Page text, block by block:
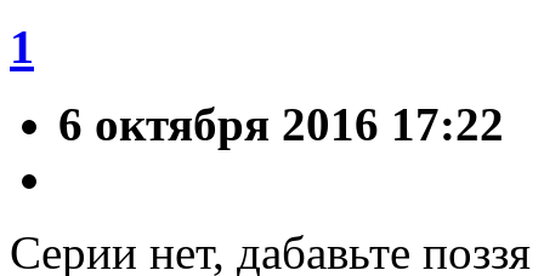
1
6 октября 2016 17:22
Серии нет, дабавьте поззя